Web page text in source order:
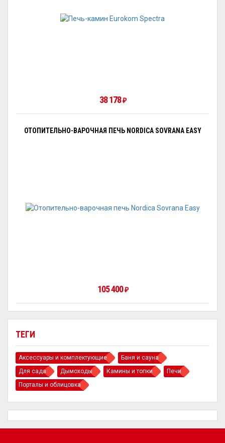
ТЕГИ
Аксессуары и комплектующие
Баня и сауна
Для сада
Дымоходы Камины и топки
Печи
Порталы и облицовка
38 178 ₽
ОТОПИТЕЛЬНО-ВАРОЧНАЯ ПЕЧЬ NORDICA SOVRANA EASY
105 400 ₽